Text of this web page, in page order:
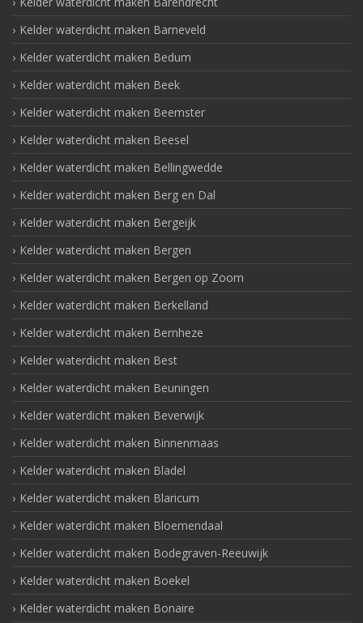
Kelder waterdicht maken Barneveld
Kelder waterdicht maken Bedum
Kelder waterdicht maken Beek
Kelder waterdicht maken Beemster
Kelder waterdicht maken Beesel
Kelder waterdicht maken Bellingwedde
Kelder waterdicht maken Berg en Dal
Kelder waterdicht maken Bergeijk
Kelder waterdicht maken Bergen
Kelder waterdicht maken Bergen op Zoom
Kelder waterdicht maken Berkelland
Kelder waterdicht maken Bernheze
Kelder waterdicht maken Best
Kelder waterdicht maken Beuningen
Kelder waterdicht maken Beverwijk
Kelder waterdicht maken Binnenmaas
Kelder waterdicht maken Bladel
Kelder waterdicht maken Blaricum
Kelder waterdicht maken Bloemendaal
Kelder waterdicht maken Bodegraven-Reeuwijk
Kelder waterdicht maken Boekel
Kelder waterdicht maken Bonaire